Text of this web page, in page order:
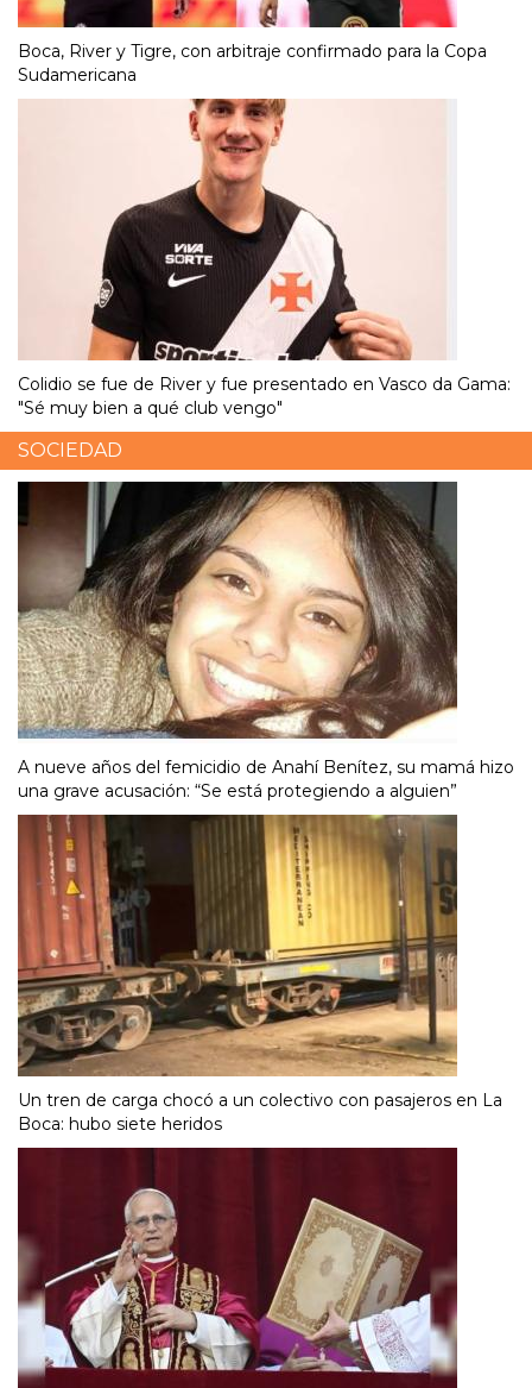
Boca, River y Tigre, con arbitraje confirmado para la Copa
Sudamericana
Colidio se fue de River y fue presentado en Vasco da Gama:
"Sé muy bien a qué club vengo"
SOCIEDAD
A nueve años del femicidio de Anahí Benítez, su mamá hizo
una grave acusación: “Se está protegiendo a alguien”
Un tren de carga chocó a un colectivo con pasajeros en La
Boca: hubo siete heridos